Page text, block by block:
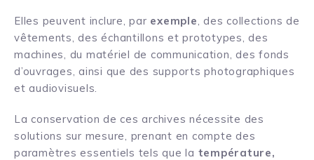
Elles peuvent inclure, par exemple , des collections de
vêtements, des échantillons et prototypes, des
machines, du matériel de communication, des fonds
d’ouvrages, ainsi que des supports photographiques
et audiovisuels.
La conservation de ces archives nécessite des
solutions sur mesure, prenant en compte des
paramètres essentiels tels que la température,